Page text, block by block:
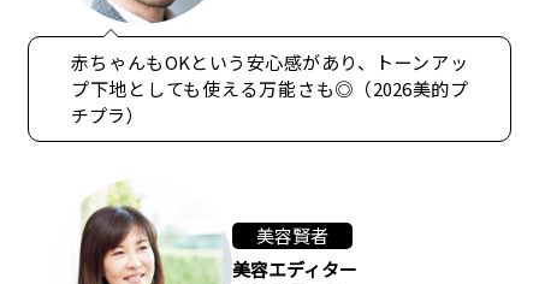
赤ちゃんもOKという安心感があり、トーンアッ
プ下地としても使える万能さも◎（2026美的プ
チプラ）
美容賢者
美容エディター